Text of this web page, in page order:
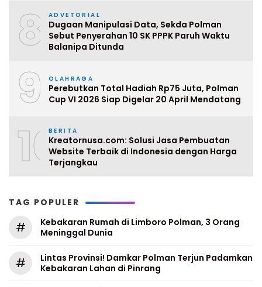
8 ADVETORIAL
Dugaan Manipulasi Data, Sekda Polman
Sebut Penyerahan 10 SK PPPK Paruh Waktu
Balanipa Ditunda
9 OLAHRAGA
Perebutkan Total Hadiah Rp75 Juta, Polman
Cup VI 2026 Siap Digelar 20 April Mendatang
10BERITA
Kreatornusa.com: Solusi Jasa Pembuatan
Website Terbaik di Indonesia dengan Harga
Terjangkau
TAG POPULER
#
Kebakaran Rumah di Limboro Polman, 3 Orang
Meninggal Dunia
#
Lintas Provinsi! Damkar Polman Terjun Padamkan
Kebakaran Lahan di Pinrang